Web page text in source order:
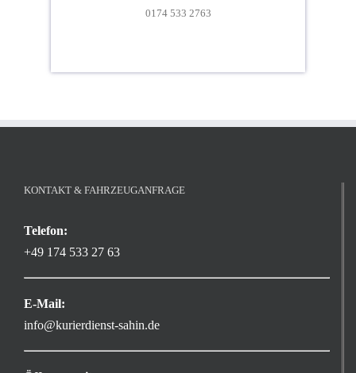
0174 533 2763
KONTAKT & FAHRZEUGANFRAGE
Telefon:
+49 174 533 27 63
E-Mail:
info@kurierdienst-sahin.de